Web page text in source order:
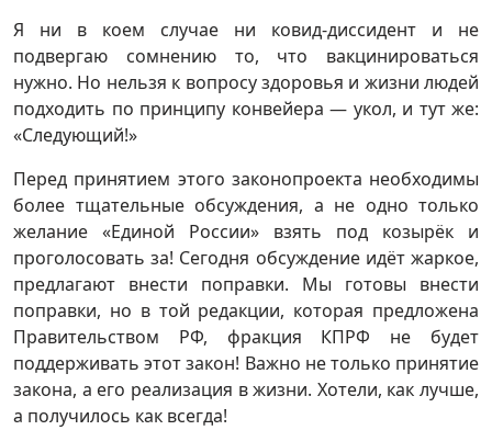
Я ни в коем случае ни ковид-диссидент и не
подвергаю сомнению то, что вакцинироваться
нужно. Но нельзя к вопросу здоровья и жизни людей
подходить по принципу конвейера — укол, и тут же:
«Следующий!»
Перед принятием этого законопроекта необходимы
более тщательные обсуждения, а не одно только
желание «Единой России» взять под козырёк и
проголосовать за! Сегодня обсуждение идёт жаркое,
предлагают внести поправки. Мы готовы внести
поправки, но в той редакции, которая предложена
Правительством РФ, фракция КПРФ не будет
поддерживать этот закон! Важно не только принятие
закона, а его реализация в жизни. Хотели, как лучше,
а получилось как всегда!